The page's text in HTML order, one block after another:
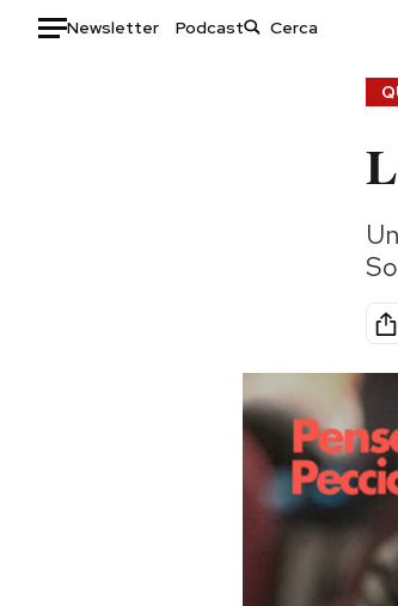
Newsletter Podcast
Consumismi
Storie/Idee
Ok Boomer!
Media
Europa
Altrecose
Mondiali